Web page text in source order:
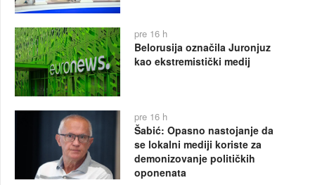
pre 16 h
Belorusija označila Juronjuz
kao ekstremistički medij
pre 16 h
Šabić: Opasno nastojanje da
se lokalni mediji koriste za
demonizovanje političkih
oponenata